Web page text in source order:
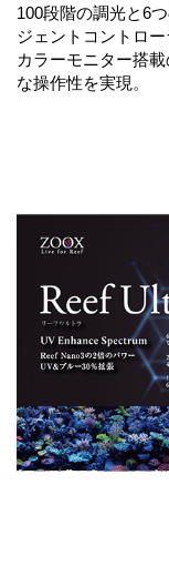
100段階の調光と6
ジェントコントロ
カラーモニター搭
な操作性を実現。